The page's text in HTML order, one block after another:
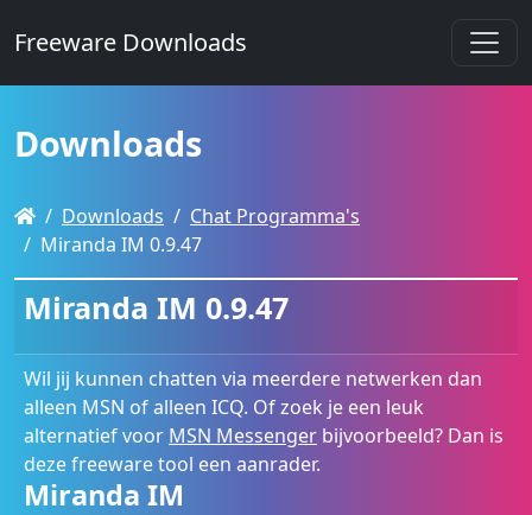
Freeware Downloads
Downloads
Downloads
Chat Programma's
Miranda IM 0.9.47
Miranda IM 0.9.47
Wil jij kunnen chatten via meerdere netwerken dan
alleen MSN of alleen ICQ. Of zoek je een leuk
alternatief voor MSN Messenger bijvoorbeeld? Dan is
deze freeware tool een aanrader.
Miranda IM